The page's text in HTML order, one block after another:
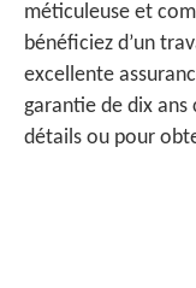
méticuleuse et
bénéficiez d’un
excellente
garantie de dix ans
détails ou pour